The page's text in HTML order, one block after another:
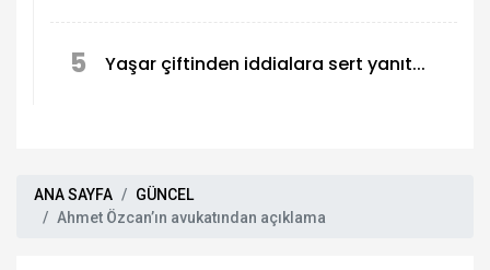
5 Yaşar çiftinden iddialara sert yanıt...
ANA SAYFA
GÜNCEL
Ahmet Özcan’ın avukatından açıklama